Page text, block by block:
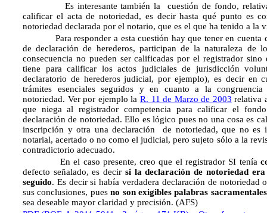
Es interesante también la cuestión de fondo, relativa
calificar el acta de notoriedad, es decir hasta qué punto es
notoriedad declarada por el notario, que es el que ha tenido a la
Para responder a esta cuestión hay que tener en cuenta
de declaración de herederos, participan de la naturaleza de
consecuencia no pueden ser calificadas por el registrador
tiene para calificar los actos judiciales de jurisdicción
declaratorio de herederos judicial, por ejemplo), es decir en
trámites esenciales seguidos y en cuanto a la
notoriedad. Ver por ejemplo la R. 11 de Marzo de 2003 relativa
que niega al registrador competencia para calificar el
declaración de notoriedad. Ello es lógico pues no una cosa es
inscripción y otra una declaración de notoriedad, que no
notarial, acertado o no como el judicial, pero sujeto sólo a la
contradictorio adecuado.
En el caso presente, creo que el registrador SI tenía
defecto señalado, es decir si la declaración de notoriedad
seguido. Es decir si había verdadera declaración de
sus conclusiones, puesno son exigibles palabras sacramentales
sea deseable mayor claridad y precisión. (AFS)